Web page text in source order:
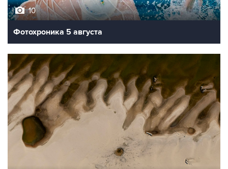
10
Фотохроника 5 августа